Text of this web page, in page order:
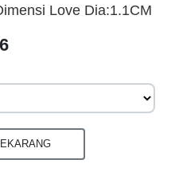
Love Dia:1.1CM